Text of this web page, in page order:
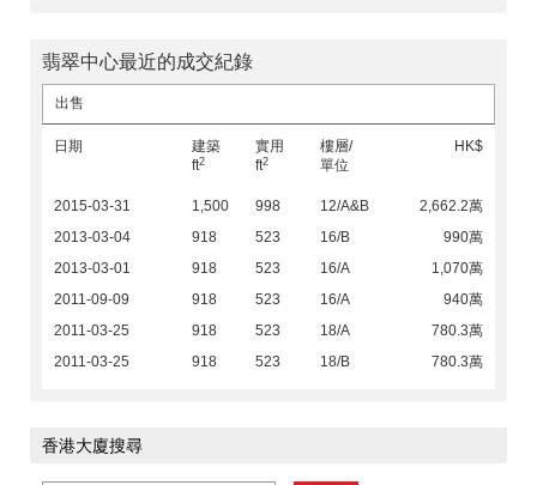
翡翠中心最近的成交紀錄
出售
日期
建築
ft2
實用
ft2
樓層/
單位
HK$
2015-03-31 1,500 998 12/A&B
2,662.2萬
2013-03-04
918 523 16/B
990萬
2013-03-01
918 523 16/A
1,070萬
2011-09-09
918 523 16/A
940萬
2011-03-25
918 523 18/A
780.3萬
2011-03-25
918 523 18/B 780.3萬
香港大廈搜尋